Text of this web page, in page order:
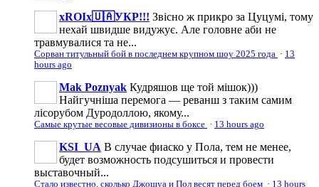
xROIx🇺🇦УКР!!! Звісно ж прикро за Цуцумі, тому
нехай швидше видужує. Але головне аби не
травмувалися та не...
Сорван титульный бой в последнем крупном шоу 2025 года · 13
hours ago
Mak Poznyak Кудряшов ще той мішок)))
Найгучніша перемога — реванш з таким самим
лісорубом Дуродоллою, якому...
Самые крутые весовые дивизионы в боксе · 13 hours ago
KSI_UA В случае фиаско у Пола, тем не менее,
будет возможность подсушиться и провести
выставочный...
Стало известно, сколько Джошуа и Пол весят перед боем · 13 hours